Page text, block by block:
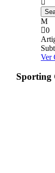
0
Ver
Sporting